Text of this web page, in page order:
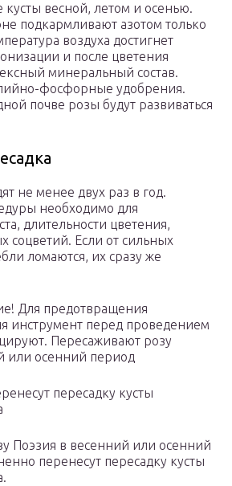
весной, летом и осенью.
подкармливают азотом только
воздуха достигнет
и после цветения
минеральный состав.
фосфорные удобрения.
почве розы будут развиваться
не менее двух раз в год.
необходимо для
длительности цветения,
соцветий. Если от сильных
ломаются, их сразу же
Для предотвращения
инструмент перед проведением
Пересаживают розу
или осенний период
пересадку кусты
Поэзия в весенний или осенний
перенесут пересадку кусты